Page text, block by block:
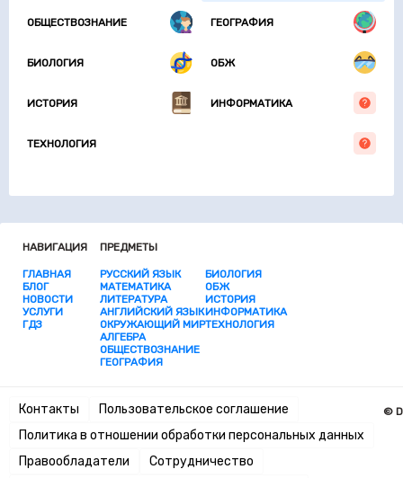
ОБЩЕСТВОЗНАНИЕ ГЕОГРАФИЯ
БИОЛОГИЯ ОБЖ
ИСТОРИЯ ИНФОРМАТИКА
ТЕХНОЛОГИЯ
НАВИГАЦИЯ
ГЛАВНАЯ
БЛОГ
НОВОСТИ
УСЛУГИ
ГДЗ
ПРЕДМЕТЫ
РУССКИЙ ЯЗЫК
МАТЕМАТИКА
ЛИТЕРАТУРА
АНГЛИЙСКИЙ ЯЗЫК
ОКРУЖАЮЩИЙ МИР
АЛГЕБРА
ОБЩЕСТВОЗНАНИЕ
ГЕОГРАФИЯ
БИОЛОГИЯ
ОБЖ
ИСТОРИЯ
ИНФОРМАТИКА
ТЕХНОЛОГИЯ
Контакты
Пользовательское соглашение
Политика в отношении обработки персональных данных
Правообладатели
Сотрудничество
©